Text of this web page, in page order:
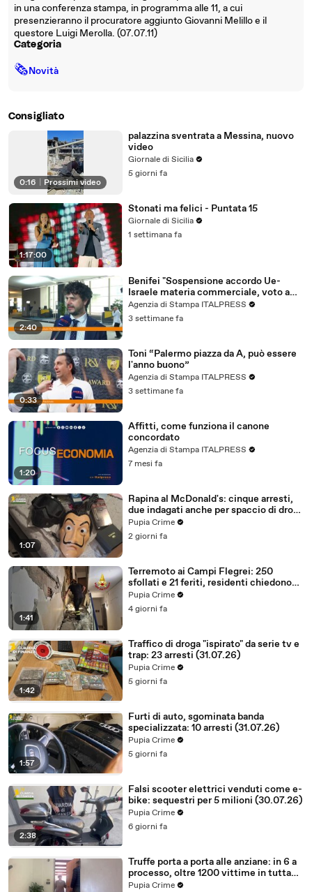
in una conferenza stampa, in programma alle 11, a cui
presenzieranno il procuratore aggiunto Giovanni Melillo e il
questore Luigi Merolla. (07.07.11)
Categoria
🗞Novità
Consigliato
0:16 Prossimi video
palazzina sventrata a Messina, nuovo
video
Giornale di Sicilia
5 giorni fa
1:17:00
Stonati ma felici - Puntata 15
Giornale di Sicilia
1 settimana fa
2:40
Benifei "Sospensione accordo Ue-
Israele materia commerciale, voto a
maggioranza"
Agenzia di Stampa ITALPRESS
3 settimane fa
0:33
Toni “Palermo piazza da A, può essere
l'anno buono”
Agenzia di Stampa ITALPRESS
3 settimane fa
1:20
Affitti, come funziona il canone
concordato
Agenzia di Stampa ITALPRESS
7 mesi fa
1:07
Rapina al McDonald's: cinque arresti,
due indagati anche per spaccio di droga
(03.08.26)
Pupia Crime
2 giorni fa
1:41
Terremoto ai Campi Flegrei: 250
sfollati e 21 feriti, residenti chiedono
certezze sul futuro (01.08.26)
Pupia Crime
4 giorni fa
1:42
Traffico di droga "ispirato" da serie tv e
trap: 23 arresti (31.07.26)
Pupia Crime
5 giorni fa
1:57
Furti di auto, sgominata banda
specializzata: 10 arresti (31.07.26)
Pupia Crime
5 giorni fa
2:38
Falsi scooter elettrici venduti come e-
bike: sequestri per 5 milioni (30.07.26)
Pupia Crime
6 giorni fa
Truffe porta a porta alle anziane: in 6 a
processo, oltre 1200 vittime in tutta
Italia (30.07.26)
Pupia Crime